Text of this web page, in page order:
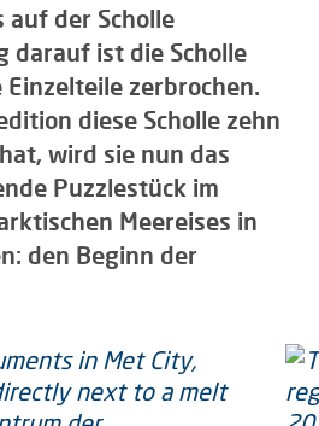
auf der Scholle
darauf ist die Scholle
zerbrochen.
diese Scholle zehn
wird sie nun das
Puzzlestück im
Meereises in
den Beginn der